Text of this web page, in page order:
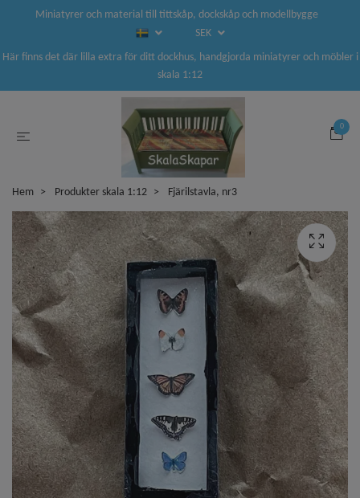
Miniatyrer och material till tittskåp, dockskåp och modellbygge
SEK
Här finns det där lilla extra för ditt dockhus, handgjorda miniatyrer och möbler i
skala 1:12
0
Hem Produkter skala 1:12 Fjärilstavla, nr3